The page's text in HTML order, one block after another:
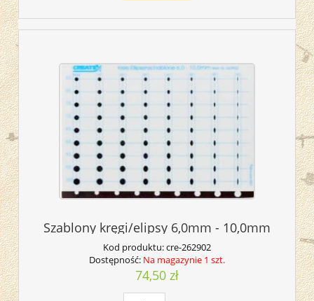
Szablony kręgi/elipsy 6,0mm - 10,0mm
Kod produktu:cre-262902
Dostępność: Na magazynie 1 szt.
74,50 zł